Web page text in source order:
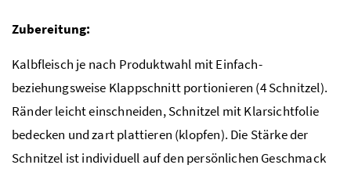
Zubereitung:
Kalbfleisch je nach Produktwahl mit Einfach-
beziehungsweise Klappschnitt portionieren (4 Schnitzel).
Ränder leicht einschneiden, Schnitzel mit Klarsichtfolie
bedecken und zart plattieren (klopfen). Die Stärke der
Schnitzel ist individuell auf den persönlichen Geschmack